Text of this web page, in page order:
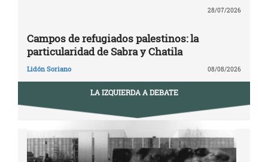
28/07/2026
Campos de refugiados palestinos: la
particularidad de Sabra y Chatila
Lidón Soriano 08/08/2026
LA IZQUIERDA A DEBATE